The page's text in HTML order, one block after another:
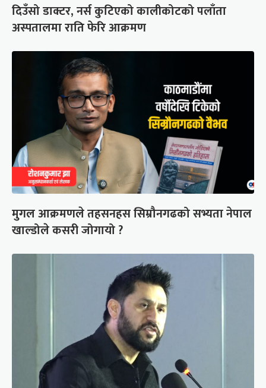
दिउँसो डाक्टर, नर्स कुटिएको कालीकोटको पलाँता
अस्पतालमा राति फेरि आक्रमण
मुगल आक्रमणले तहसनहस सिम्रौनगढको सभ्यता नेपाल
खाल्डोले कसरी जोगायो ?